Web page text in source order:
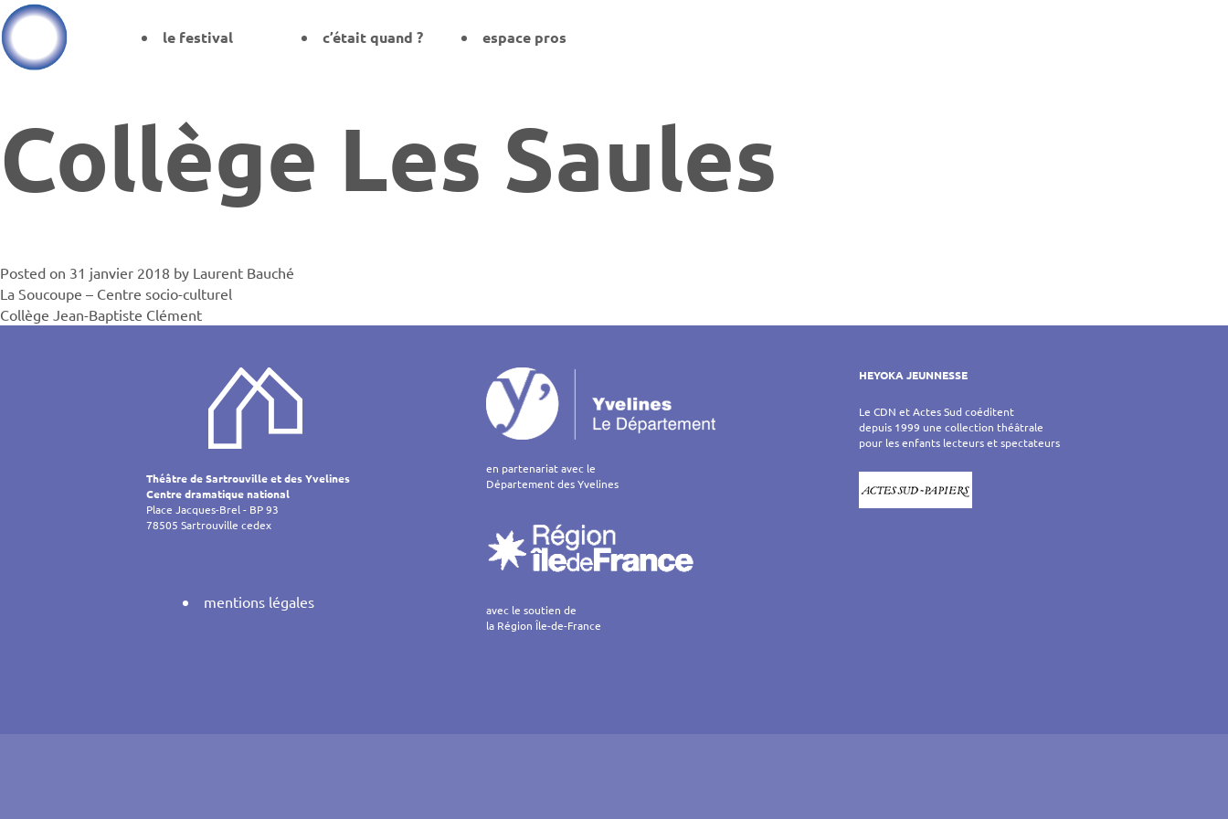
le festival c’était quand ? espace pros
Collège Les Saules
Posted on 31 janvier 2018 by Laurent Bauché
Navigation
l’article
La Soucoupe – Centre socio-culturel
Collège Jean-Baptiste Clément
Théâtre de Sartrouville et des Yvelines
Centre dramatique national
Place Jacques-Brel - BP 93
78505 Sartrouville cedex
mentions légales
en partenariat avec le
Département des Yvelines
avec le soutien de
la Région Île-de-France
HEYOKA JEUNNESSE
Le CDN et Actes Sud coéditent
depuis 1999 une collection théâtrale
pour les enfants lecteurs et spectateurs